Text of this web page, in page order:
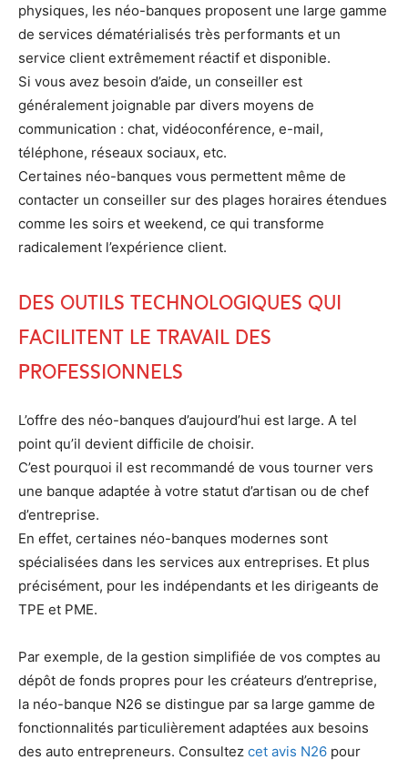
physiques, les néo-banques proposent une large gamme
de services dématérialisés très performants et un
service client extrêmement réactif et disponible.
Si vous avez besoin d’aide, un conseiller est
généralement joignable par divers moyens de
communication : chat, vidéoconférence, e-mail,
téléphone, réseaux sociaux, etc.
Certaines néo-banques vous permettent même de
contacter un conseiller sur des plages horaires étendues
comme les soirs et weekend, ce qui transforme
radicalement l’expérience client.
Des outils technologiques qui
facilitent le travail des
professionnels
L’offre des néo-banques d’aujourd’hui est large. A tel
point qu’il devient difficile de choisir.
C’est pourquoi il est recommandé de vous tourner vers
une banque adaptée à votre statut d’artisan ou de chef
d’entreprise.
En effet, certaines néo-banques modernes sont
spécialisées dans les services aux entreprises. Et plus
précisément, pour les indépendants et les dirigeants de
TPE et PME.
Par exemple, de la gestion simplifiée de vos comptes au
dépôt de fonds propres pour les créateurs d’entreprise,
la néo-banque N26 se distingue par sa large gamme de
fonctionnalités particulièrement adaptées aux besoins
des auto entrepreneurs. Consultez cet avis N26 pour